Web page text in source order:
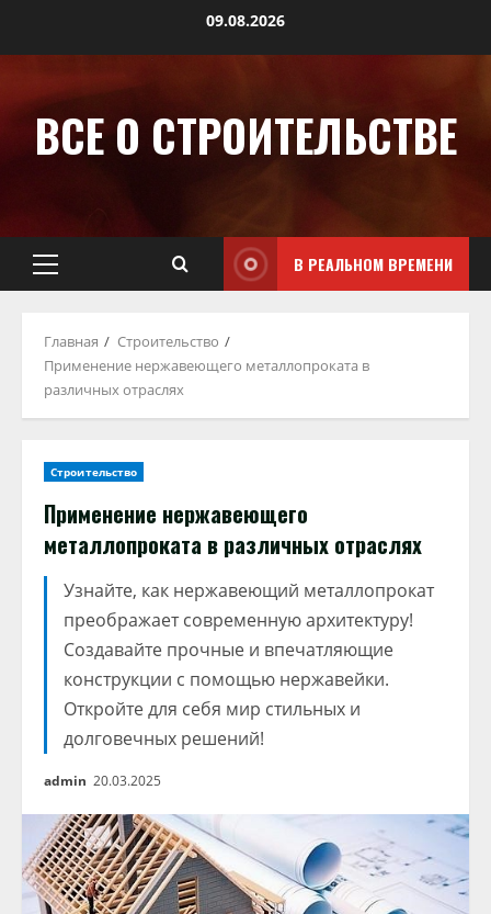
09.08.2026
ВСЕ О СТРОИТЕЛЬСТВЕ
В РЕАЛЬНОМ ВРЕМЕНИ
Главная
Строительство
Применение нержавеющего металлопроката в
различных отраслях
Строительство
Применение нержавеющего
металлопроката в различных отраслях
Узнайте, как нержавеющий металлопрокат
преображает современную архитектуру!
Создавайте прочные и впечатляющие
конструкции с помощью нержавейки.
Откройте для себя мир стильных и
долговечных решений!
admin 20.03.2025